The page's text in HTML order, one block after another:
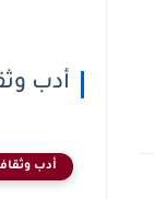
أدب
أدب